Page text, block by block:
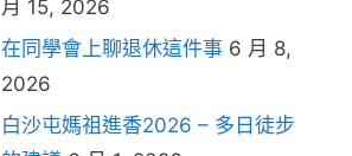
月 15, 2026
在同學會上聊退休這件事 6 月 8,
2026
白沙屯媽祖進香2026 – 多日徒步